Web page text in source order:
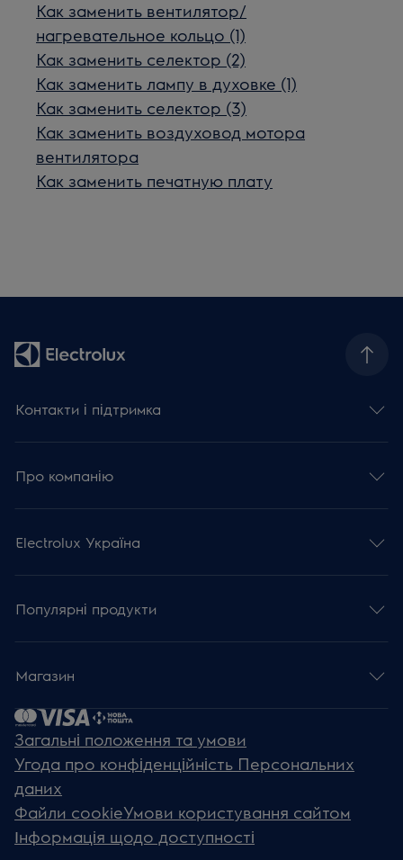
Как заменить вентилятор/
нагревательное кольцо (1)
Как заменить селектор (2)
Как заменить лампу в духовке (1)
Как заменить селектор (3)
Как заменить воздуховод мотора
вентилятора
Как заменить печатную плату
Контакти і підтримка
Про компанію
Electrolux Україна
Популярні продукти
Магазин
Загальні положення та умови
Угода про конфіденційність Персональних
даних
Файли cookieУмови користування сайтом
Інформація щодо доступності